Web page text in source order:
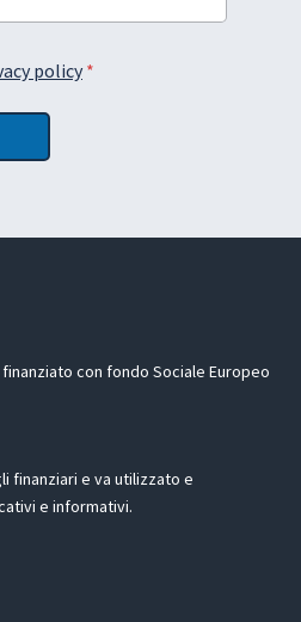
policy*
con fondo Sociale Europeo
finanziari e va utilizzato e
e informativi.